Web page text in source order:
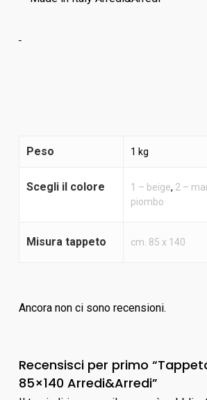
Peso 1 kg
Scegli il colore 1 – beige, 2 –
piombo
Misura tappeto cm. 85 x 140
Ancora non ci sono recensioni.
Recensisci per primo
85×140 Arredi&Arredi”